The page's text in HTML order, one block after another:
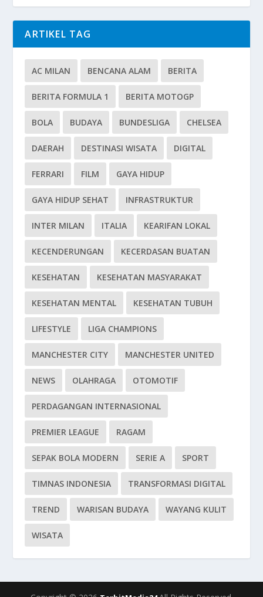
ARTIKEL TAG
AC MILAN BENCANA ALAM BERITA
BERITA FORMULA 1 BERITA MOTOGP
BOLA BUDAYA BUNDESLIGA CHELSEA
DAERAH DESTINASI WISATA DIGITAL
FERRARI FILM GAYA HIDUP
GAYA HIDUP SEHAT INFRASTRUKTUR
INTER MILAN ITALIA KEARIFAN LOKAL
KECENDERUNGAN KECERDASAN BUATAN
KESEHATAN KESEHATAN MASYARAKAT
KESEHATAN MENTAL KESEHATAN TUBUH
LIFESTYLE LIGA CHAMPIONS
MANCHESTER CITY MANCHESTER UNITED
NEWS OLAHRAGA OTOMOTIF
PERDAGANGAN INTERNASIONAL
PREMIER LEAGUE RAGAM
SEPAK BOLA MODERN SERIE A SPORT
TIMNAS INDONESIA TRANSFORMASI DIGITAL
TREND WARISAN BUDAYA WAYANG KULIT
WISATA